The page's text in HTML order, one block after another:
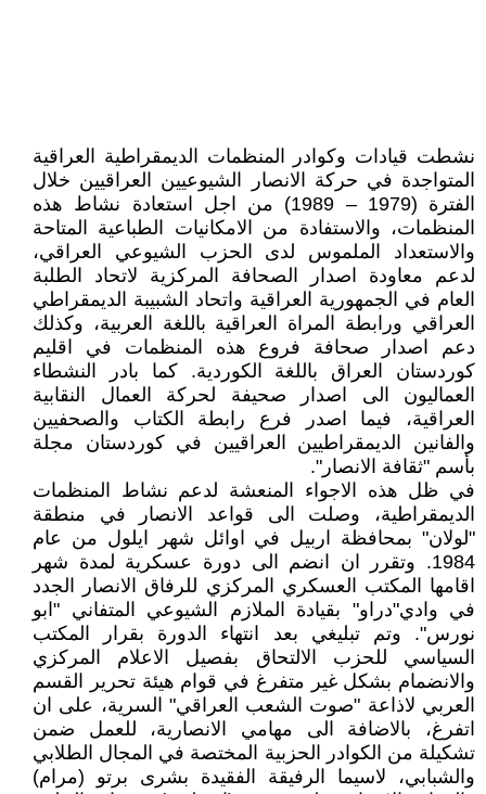
نشطت قيادات وكوادر المنظمات الديمقراطية العراقية
المتواجدة في حركة الانصار الشيوعيين العراقيين خلال
الفترة (1979 – 1989) من اجل استعادة نشاط هذه
المنظمات، والاستفادة من الامكانيات الطباعية المتاحة
والاستعداد الملموس لدى الحزب الشيوعي العراقي،
لدعم معاودة اصدار الصحافة المركزية لاتحاد الطلبة
العام في الجمهورية العراقية واتحاد الشبيبة الديمقراطي
العراقي ورابطة المراة العراقية باللغة العربية، وكذلك
دعم اصدار صحافة فروع هذه المنظمات في اقليم
كوردستان العراق باللغة الكوردية. كما بادر النشطاء
العماليون الى اصدار صحيفة لحركة العمال النقابية
العراقية، فيما اصدر فرع رابطة الكتاب والصحفيين
والفانين الديمقراطيين العراقيين في كوردستان مجلة
بأسم "ثقافة الانصار".
في ظل هذه الاجواء المنعشة لدعم نشاط المنظمات
الديمقراطية، وصلت الى قواعد الانصار في منطقة
"لولان" بمحافظة اربيل في اوائل شهر ايلول من عام
1984. وتقرر ان انضم الى دورة عسكرية لمدة شهر
اقامها المكتب العسكري المركزي للرفاق الانصار الجدد
في وادي"دراو" بقيادة الملازم الشيوعي المتفاني "ابو
نورس". وتم تبليغي بعد انتهاء الدورة بقرار المكتب
السياسي للحزب الالتحاق بفصيل الاعلام المركزي
والانضمام بشكل غير متفرغ في قوام هيئة تحرير القسم
العربي لاذاعة "صوت الشعب العراقي" السرية، على ان
اتفرغ، بالاضافة الى مهامي الانصارية، للعمل ضمن
تشكيلة من الكوادر الحزبية المختصة في المجال الطلابي
والشبابي، لاسيما الرفيقة الفقيدة بشرى برتو (مرام)